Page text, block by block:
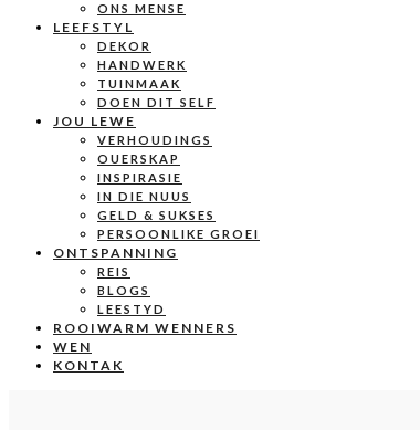
ONS MENSE
LEEFSTYL
DEKOR
HANDWERK
TUINMAAK
DOEN DIT SELF
JOU LEWE
VERHOUDINGS
OUERSKAP
INSPIRASIE
IN DIE NUUS
GELD & SUKSES
PERSOONLIKE GROEI
ONTSPANNING
REIS
BLOGS
LEESTYD
ROOIWARM WENNERS
WEN
KONTAK